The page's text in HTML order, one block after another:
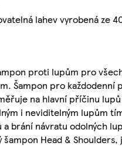
lahev vyrobená ze
proti lupům pro
Šampon pro každodenní
na hlavní příčinu
i neviditelným lupům
brání návratu odolných
Head &